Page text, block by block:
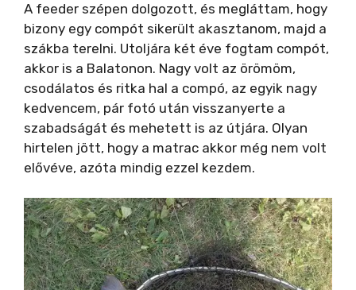
A feeder szépen dolgozott, és megláttam, hogy
bizony egy compót sikerült akasztanom, majd a
szákba terelni. Utoljára két éve fogtam compót,
akkor is a Balatonon. Nagy volt az örömöm,
csodálatos és ritka hal a compó, az egyik nagy
kedvencem, pár fotó után visszanyerte a
szabadságát és mehetett is az útjára. Olyan
hirtelen jött, hogy a matrac akkor még nem volt
elővéve, azóta mindig ezzel kezdem.